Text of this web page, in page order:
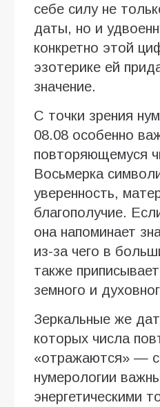
себе силу не
даты, но и
конкретно этой
эзотерике ей
значение.
С точки зрения
08.08 особенно
повторяющемуся
Восьмерка
уверенность,
благополучие.
она напоминает
из-за чего в
также
земного и
Зеркальные же
которых числа
«отражаются» —
нумерологии
энергетическими